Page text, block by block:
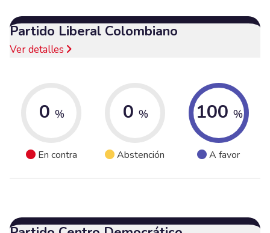
Partido Liberal Colombiano
Ver detalles
0 %
En contra
0 %
Abstención
100 %
A favor